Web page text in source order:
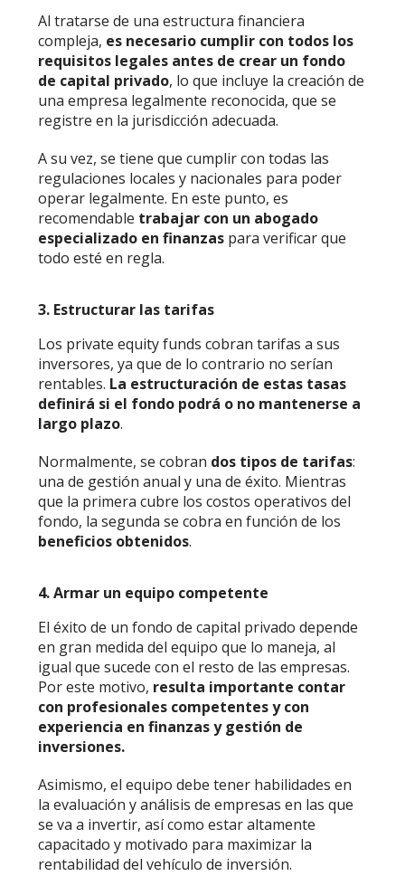
Al tratarse de una estructura financiera
compleja, es necesario cumplir con todos los
requisitos legales antes de crear un fondo
de capital privado, lo que incluye la creación de
una empresa legalmente reconocida, que se
registre en la jurisdicción adecuada.
A su vez, se tiene que cumplir con todas las
regulaciones locales y nacionales para poder
operar legalmente. En este punto, es
recomendable trabajar con un abogado
especializado en finanzas para verificar que
todo esté en regla.
3. Estructurar las tarifas
Los private equity funds cobran tarifas a sus
inversores, ya que de lo contrario no serían
rentables. La estructuración de estas tasas
definirá si el fondo podrá o no mantenerse a
largo plazo.
Normalmente, se cobran dos tipos de tarifas:
una de gestión anual y una de éxito. Mientras
que la primera cubre los costos operativos del
fondo, la segunda se cobra en función de los
beneficios obtenidos.
4. Armar un equipo competente
El éxito de un fondo de capital privado depende
en gran medida del equipo que lo maneja, al
igual que sucede con el resto de las empresas.
Por este motivo, resulta importante contar
con profesionales competentes y con
experiencia en finanzas y gestión de
inversiones.
Asimismo, el equipo debe tener habilidades en
la evaluación y análisis de empresas en las que
se va a invertir, así como estar altamente
capacitado y motivado para maximizar la
rentabilidad del vehículo de inversión.